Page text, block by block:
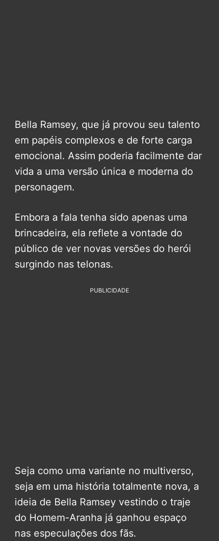
Bella Ramsey, que já provou seu talento
em papéis complexos e de forte carga
emocional. Assim poderia facilmente dar
vida a uma versão única e moderna do
personagem.
Embora a fala tenha sido apenas uma
brincadeira, ela reflete a vontade do
público de ver novas versões do herói
surgindo nas telonas.
PUBLICIDADE
Seja como uma variante no multiverso,
seja em uma história totalmente nova, a
ideia de Bella Ramsey vestindo o traje
do Homem-Aranha já ganhou espaço
nas especulações dos fãs.